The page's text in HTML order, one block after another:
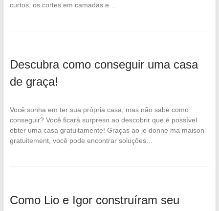
curtos, os cortes em camadas e…
Descubra como conseguir uma casa
de graça!
Você sonha em ter sua própria casa, mas não sabe como
conseguir? Você ficará surpreso ao descobrir que é possível
obter uma casa gratuitamente! Graças ao je donne ma maison
gratuitement, você pode encontrar soluções…
Como Lio e Igor construíram seu